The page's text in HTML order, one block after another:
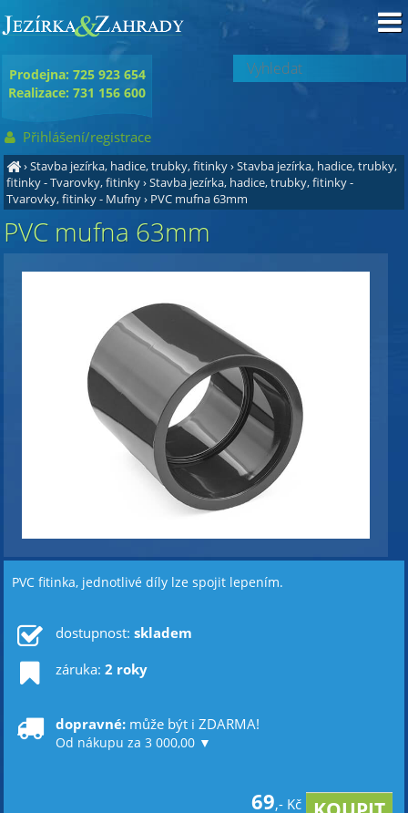
›Stavba jezírka, hadice, trubky, fitinky›Stavba jezírka, hadice, trubky,
fitinky - Tvarovky, fitinky›Stavba jezírka, hadice, trubky, fitinky -
Tvarovky, fitinky - Mufny› PVC mufna 63mm
PVC mufna 63mm
PVC fitinka, jednotlivé díly lze spojit lepením.
dostupnost: skladem
záruka: 2 roky
dopravné: může být i ZDARMA!
Od nákupu za 3 000,00 ▼
69,- Kč
Prodejna: 725 923 654
Realizace: 731 156 600
Přihlášení/registrace